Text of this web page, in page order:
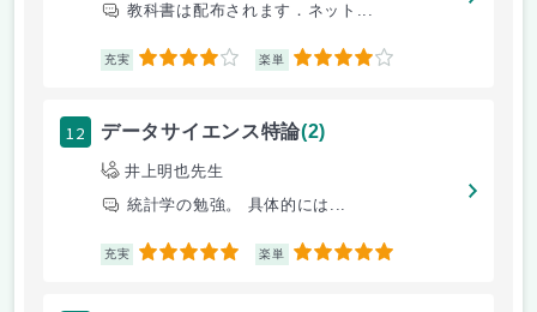
教科書は配布されます．ネット...
充実 4 楽単 4
12 データサイエンス特論(2)
井上明也先生
統計学の勉強。 具体的には...
充実 5 楽単 5